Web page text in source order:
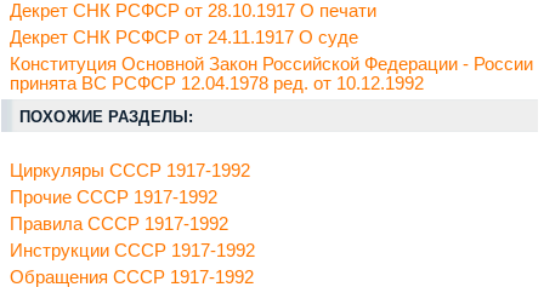
Декрет СНК РСФСР от 28.10.1917 О печати
Декрет СНК РСФСР от 24.11.1917 О суде
Конституция Основной Закон Российской Федерации - России
принята ВС РСФСР 12.04.1978 ред. от 10.12.1992
ПОХОЖИЕ РАЗДЕЛЫ:
Циркуляры СССР 1917-1992
Прочие СССР 1917-1992
Правила СССР 1917-1992
Инструкции СССР 1917-1992
Обращения СССР 1917-1992